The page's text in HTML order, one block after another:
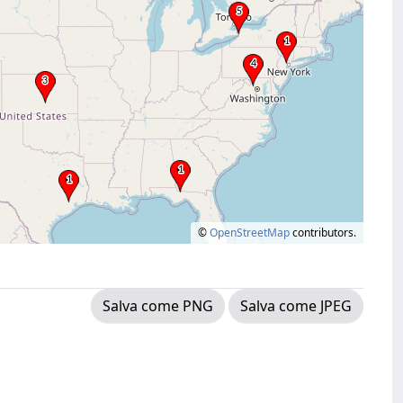
©OpenStreetMapcontributors.
Salva come PNG Salva come JPEG